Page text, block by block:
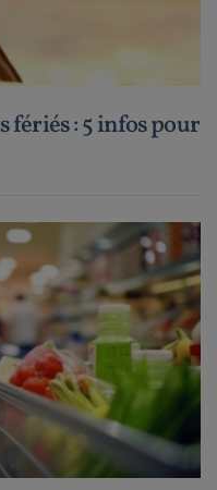
fériés : 5 infos pour